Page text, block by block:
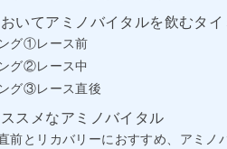
いてアミノバイタルを飲むタイ
グ①レース前
グ②レース中
グ③レース直後
スメなアミノバイタル
前とリカバリーにおすすめ、アミノ